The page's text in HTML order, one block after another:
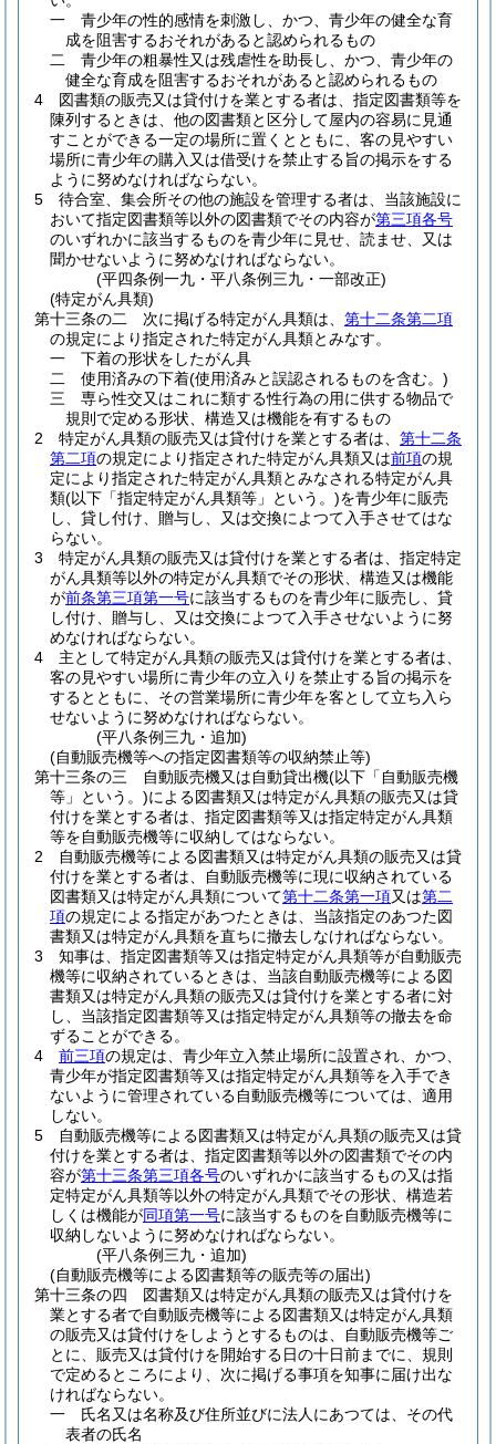
一
青少年の性的感情を刺激し、かつ、青少年の健全な育
成を阻害するおそれがあると認められるもの
二
青少年の粗暴性又は残虐性を助長し、かつ、青少年の
健全な育成を阻害するおそれがあると認められるもの
4
図書類の販売又は貸付けを業とする者は、指定図書類等を
陳列するときは、他の図書類と区分して屋内の容易に見通
すことができる一定の場所に置くとともに、客の見やすい
場所に青少年の購入又は借受けを禁止する旨の掲示をする
ように努めなければならない。
5
待合室、集会所その他の施設を管理する者は、当該施設に
おいて指定図書類等以外の図書類でその内容が第三項各号
のいずれかに該当するものを青少年に見せ、読ませ、又は
聞かせないように努めなければならない。
(平四条例一九・平八条例三九・一部改正)
(特定がん具類)
第十三条の二
次に掲げる特定がん具類は、 第十二条第二項
の規定により指定された特定がん具類とみなす。
一
下着の形状をしたがん具
二
使用済みの下着(使用済みと誤認されるものを含む。)
三
専ら性交又はこれに類する性行為の用に供する物品で
規則で定める形状、構造又は機能を有するもの
2
特定がん具類の販売又は貸付けを業とする者は、 第十二条
第二項の規定により指定された特定がん具類又は前項の規
定により指定された特定がん具類とみなされる特定がん具
類(以下「指定特定がん具類等」という。)を青少年に販売
し、貸し付け、贈与し、又は交換によつて入手させてはな
らない。
3
特定がん具類の販売又は貸付けを業とする者は、指定特定
がん具類等以外の特定がん具類でその形状、構造又は機能
が前条第三項第一号に該当するものを青少年に販売し、貸
し付け、贈与し、又は交換によつて入手させないように努
めなければならない。
4
主として特定がん具類の販売又は貸付けを業とする者は、
客の見やすい場所に青少年の立入りを禁止する旨の掲示を
するとともに、その営業場所に青少年を客として立ち入ら
せないように努めなければならない。
(平八条例三九・追加)
(自動販売機等への指定図書類等の収納禁止等)
第十三条の三
自動販売機又は自動貸出機(以下「自動販売機
等」という。)による図書類又は特定がん具類の販売又は貸
付けを業とする者は、指定図書類等又は指定特定がん具類
等を自動販売機等に収納してはならない。
2
自動販売機等による図書類又は特定がん具類の販売又は貸
付けを業とする者は、自動販売機等に現に収納されている
図書類又は特定がん具類について第十二条第一項又は第二
項の規定による指定があつたときは、当該指定のあつた図
書類又は特定がん具類を直ちに撤去しなければならない。
3
知事は、指定図書類等又は指定特定がん具類等が自動販売
機等に収納されているときは、当該自動販売機等による図
書類又は特定がん具類の販売又は貸付けを業とする者に対
し、当該指定図書類等又は指定特定がん具類等の撤去を命
ずることができる。
4
前三項の規定は、青少年立入禁止場所に設置され、かつ、
青少年が指定図書類等又は指定特定がん具類等を入手でき
ないように管理されている自動販売機等については、適用
しない。
5
自動販売機等による図書類又は特定がん具類の販売又は貸
付けを業とする者は、指定図書類等以外の図書類でその内
容が第十三条第三項各号のいずれかに該当するもの又は指
定特定がん具類等以外の特定がん具類でその形状、構造若
しくは機能が同項第一号に該当するものを自動販売機等に
収納しないように努めなければならない。
(平八条例三九・追加)
(自動販売機等による図書類等の販売等の届出)
第十三条の四
図書類又は特定がん具類の販売又は貸付けを
業とする者で自動販売機等による図書類又は特定がん具類
の販売又は貸付けをしようとするものは、自動販売機等ご
とに、販売又は貸付けを開始する日の十日前までに、規則
で定めるところにより、次に掲げる事項を知事に届け出な
ければならない。
一
氏名又は名称及び住所並びに法人にあつては、その代
表者の氏名